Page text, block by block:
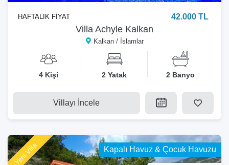
Villa Achyle Kalkan
Kalkan / İslamlar
HAFTALIK FİYAT 42.000 TL
4 Kişi 2 Yatak 2 Banyo
Villayı İncele
Kapalı Havuz & Çocuk Havuzu
Yeni Villa